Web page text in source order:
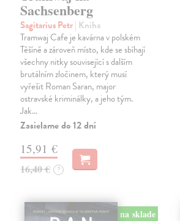
Sachsenberg
Sagitarius Petr| Kniha
Tramwaj Cafe je kavárna v polském
Těšíně a zároveň místo, kde se sbíhají
všechny nitky související s dalším
brutálním zločinem, který musí
vyřešit Roman Saran, major
ostravské kriminálky, a jeho tým.
Jak…
Zasielame do 12 dní
15,91 €
16,40 € ?
na sklade